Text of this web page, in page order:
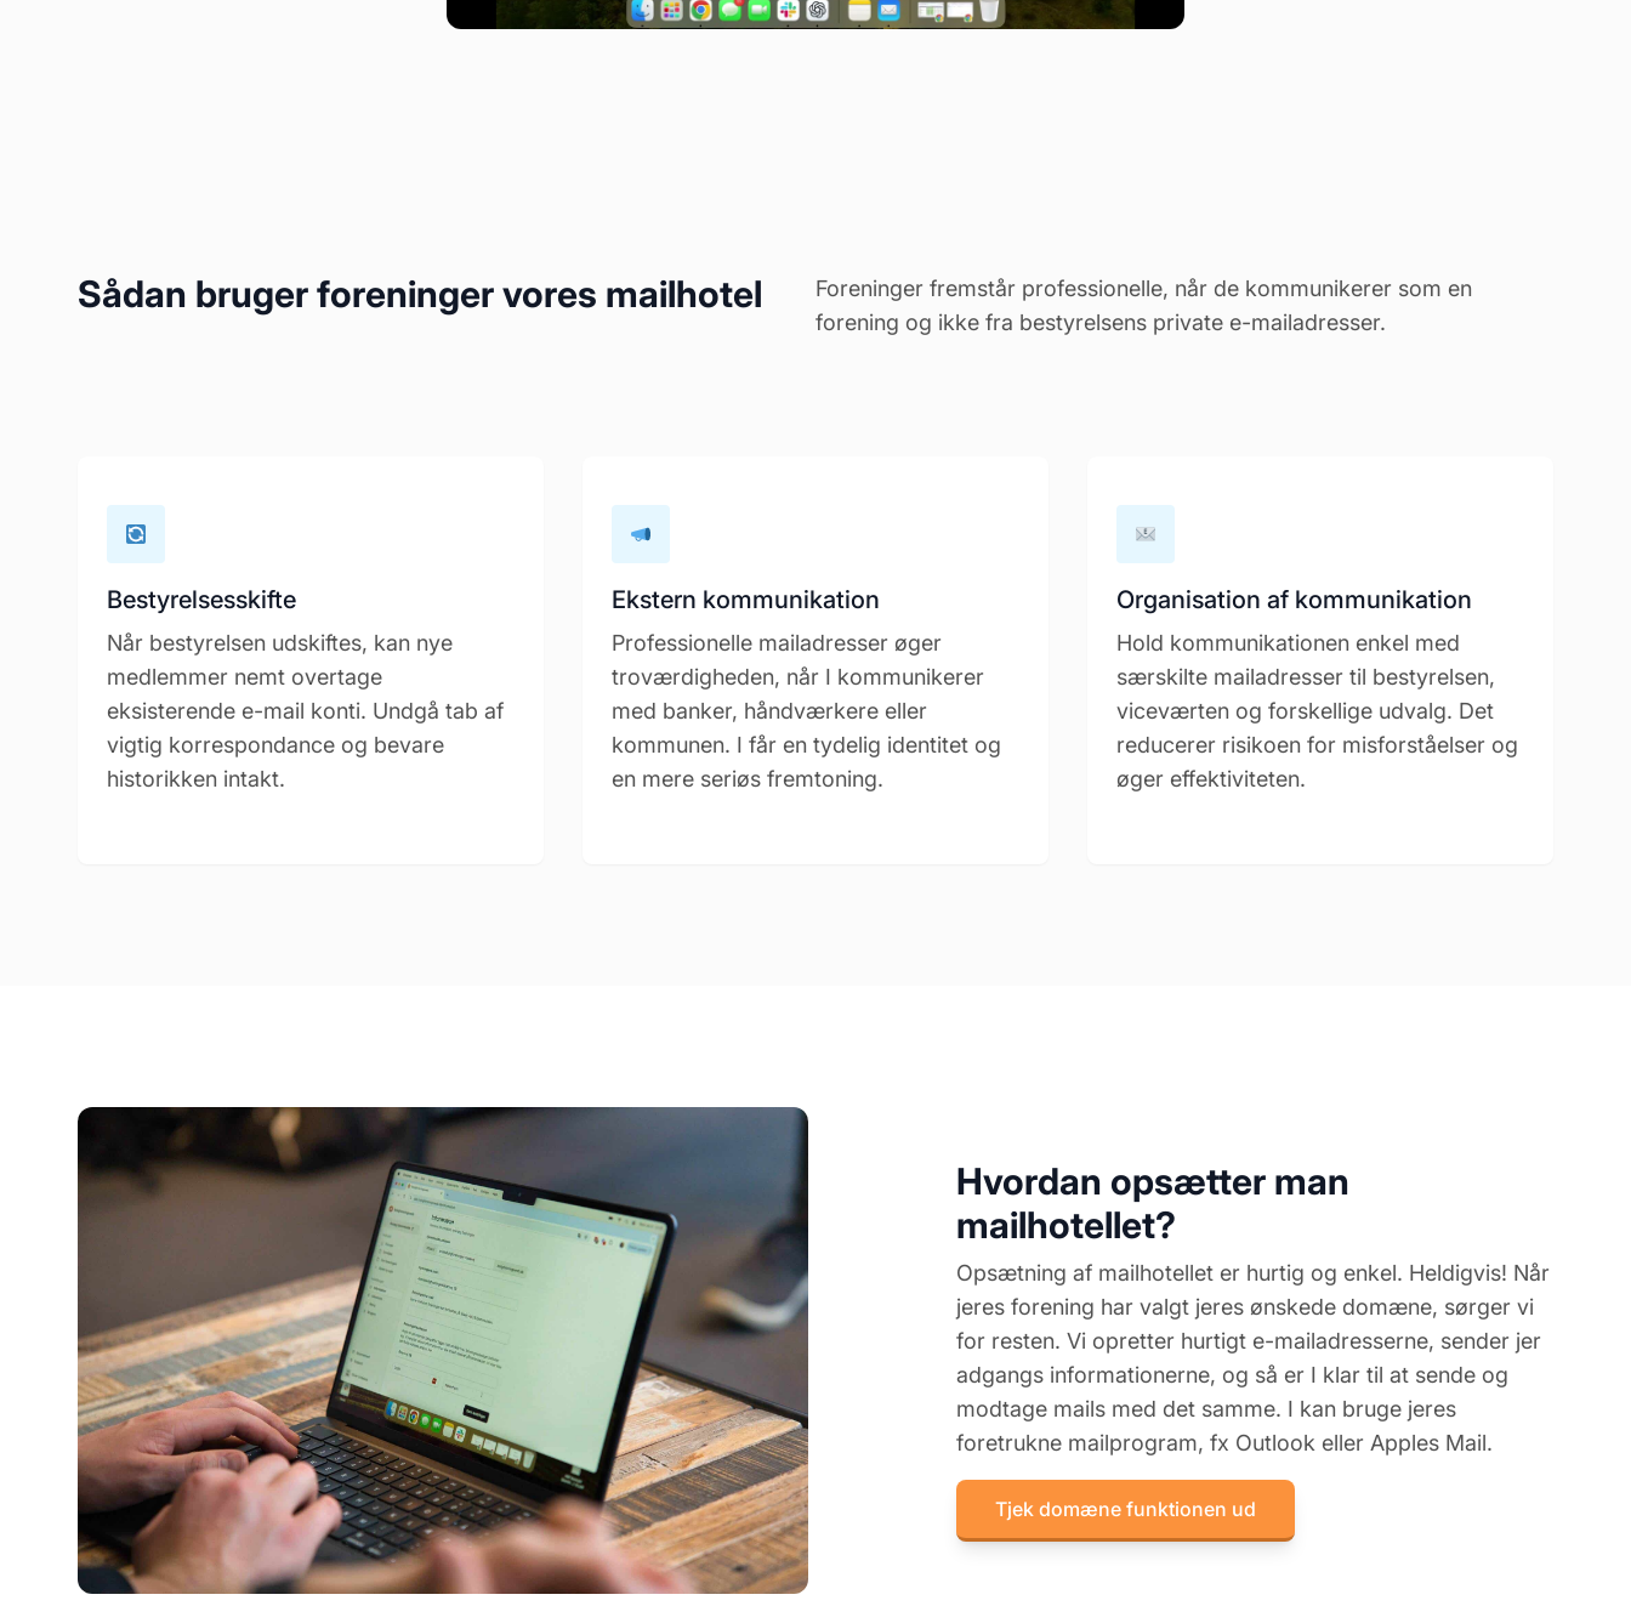
Sådan bruger foreninger vores mailhotel
Foreninger fremstår professionelle, når de kommunikerer som en
forening og ikke fra bestyrelsens private e-mailadresser.
Bestyrelsesskifte
Når bestyrelsen udskiftes, kan nye
medlemmer nemt overtage
eksisterende e-mail konti. Undgå tab af
vigtig korrespondance og bevare
historikken intakt.
Ekstern kommunikation
Professionelle mailadresser øger
troværdigheden, når I kommunikerer
med banker, håndværkere eller
kommunen. I får en tydelig identitet og
en mere seriøs fremtoning.
Organisation af kommunikation
Hold kommunikationen enkel med
særskilte mailadresser til bestyrelsen,
viceværten og forskellige udvalg. Det
reducerer risikoen for misforståelser og
øger effektiviteten.
Hvordan opsætter man
mailhotellet?
Opsætning af mailhotellet er hurtig og enkel. Heldigvis! Når
jeres forening har valgt jeres ønskede domæne, sørger vi
for resten. Vi opretter hurtigt e-mailadresserne, sender jer
adgangs informationerne, og så er I klar til at sende og
modtage mails med det samme. I kan bruge jeres
foretrukne mailprogram, fx Outlook eller Apples Mail.
Tjek domæne funktionen ud